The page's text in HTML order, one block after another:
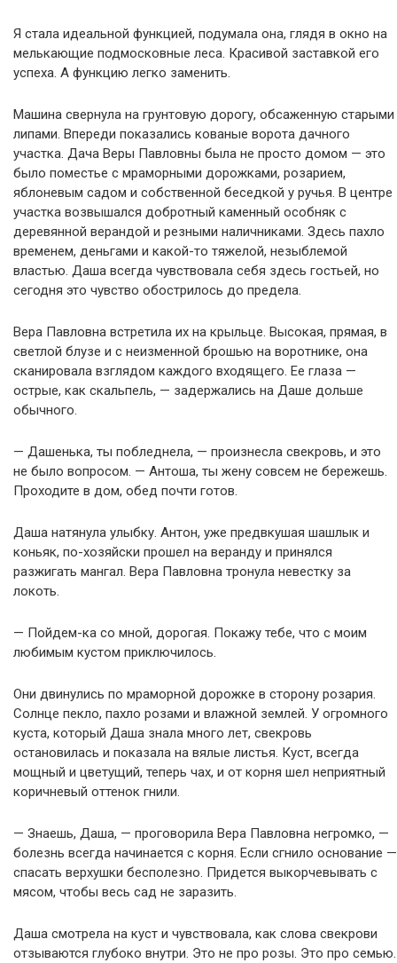
Я стала идеальной функцией, подумала она, глядя в окно на
мелькающие подмосковные леса. Красивой заставкой его
успеха. А функцию легко заменить.
Машина свернула на грунтовую дорогу, обсаженную старыми
липами. Впереди показались кованые ворота дачного
участка. Дача Веры Павловны была не просто домом — это
было поместье с мраморными дорожками, розарием,
яблоневым садом и собственной беседкой у ручья. В центре
участка возвышался добротный каменный особняк с
деревянной верандой и резными наличниками. Здесь пахло
временем, деньгами и какой-то тяжелой, незыблемой
властью. Даша всегда чувствовала себя здесь гостьей, но
сегодня это чувство обострилось до предела.
Вера Павловна встретила их на крыльце. Высокая, прямая, в
светлой блузе и с неизменной брошью на воротнике, она
сканировала взглядом каждого входящего. Ее глаза —
острые, как скальпель, — задержались на Даше дольше
обычного.
— Дашенька, ты побледнела, — произнесла свекровь, и это
не было вопросом. — Антоша, ты жену совсем не бережешь.
Проходите в дом, обед почти готов.
Даша натянула улыбку. Антон, уже предвкушая шашлык и
коньяк, по-хозяйски прошел на веранду и принялся
разжигать мангал. Вера Павловна тронула невестку за
локоть.
— Пойдем-ка со мной, дорогая. Покажу тебе, что с моим
любимым кустом приключилось.
Они двинулись по мраморной дорожке в сторону розария.
Солнце пекло, пахло розами и влажной землей. У огромного
куста, который Даша знала много лет, свекровь
остановилась и показала на вялые листья. Куст, всегда
мощный и цветущий, теперь чах, и от корня шел неприятный
коричневый оттенок гнили.
— Знаешь, Даша, — проговорила Вера Павловна негромко, —
болезнь всегда начинается с корня. Если сгнило основание —
спасать верхушки бесполезно. Придется выкорчевывать с
мясом, чтобы весь сад не заразить.
Даша смотрела на куст и чувствовала, как слова свекрови
отзываются глубоко внутри. Это не про розы. Это про семью.